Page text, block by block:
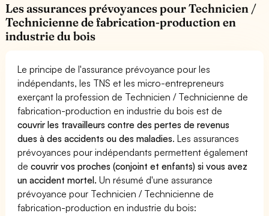
Les assurances prévoyances pour Technicien /
Technicienne de fabrication-production en
industrie du bois
Le principe de l'assurance prévoyance pour les
indépendants, les TNS et les micro-entrepreneurs
exerçant la profession de Technicien / Technicienne de
fabrication-production en industrie du bois est de
couvrir les travailleurs contre des pertes de revenus
dues à des accidents ou des maladies. Les assurances
prévoyances pour indépendants permettent également
decouvrir vos proches (conjoint et enfants) si vous avez
un accident mortel. Un résumé d'une assurance
prévoyance pour Technicien / Technicienne de
fabrication-production en industrie du bois: